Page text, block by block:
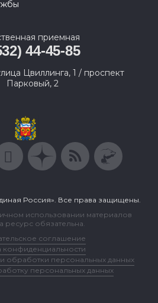
приемная
44-45-85
Цвиллинга, 1 / проспект
Парковый, 2
Россия». Все права защищены.
использовании материалов
ресурс обязательна.
соглашение
конфиденциальности
обработки персональных данных
персональных данных